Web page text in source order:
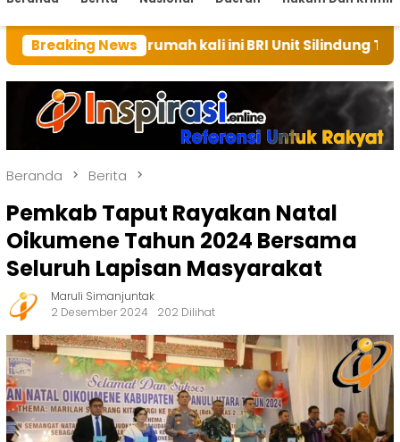
Breaking News
rumah kali ini BRI Unit Silindung Tarutung Ingatkan
Beranda Berita
Pemkab Taput Rayakan Natal
Oikumene Tahun 2024 Bersama
Seluruh Lapisan Masyarakat
Maruli Simanjuntak
2 Desember 2024
202 Dilihat